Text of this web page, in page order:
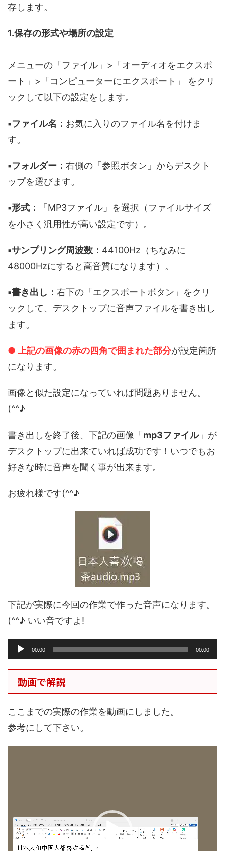
存します。
1.保存の形式や場所の設定
メニューの「ファイル」>「オーディオをエクスポ
ート」>「コンピューターにエクスポート」 をクリ
ックして以下の設定をします。
▪️ファイル名： お気に入りのファイル名を付けま
す。
▪️フォルダー： 右側の「参照ボタン」からデスクト
ップを選びます。
▪️形式：
「MP3ファイル」を選択（ファイルサイズ
を小さく汎用性が高い設定です）。
▪️サンプリング周波数： 44100Hz（ちなみに
48000Hzにすると高音質になります）。
▪️書き出し： 右下の「エクスポートボタン」をクリ
ックして、デスクトップに音声ファイルを書き出し
ます。
● 上記の画像の赤の四角で囲まれた部分が設定箇所
になります。
画像と似た設定になっていれば問題ありません。
(^^♪
書き出しを終了後、下記の画像「mp3ファイル」が
デスクトップに出来ていれば成功です！いつでもお
好きな時に音声を聞く事が出来ます。
お疲れ様です(^^♪
下記が実際に今回の作業で作った音声になります。
(^^♪ いい音ですよ!
ー
00:00 00:00
動画で解説
ここまでの実際の作業を動画にしました。
参考にして下さい。
ー